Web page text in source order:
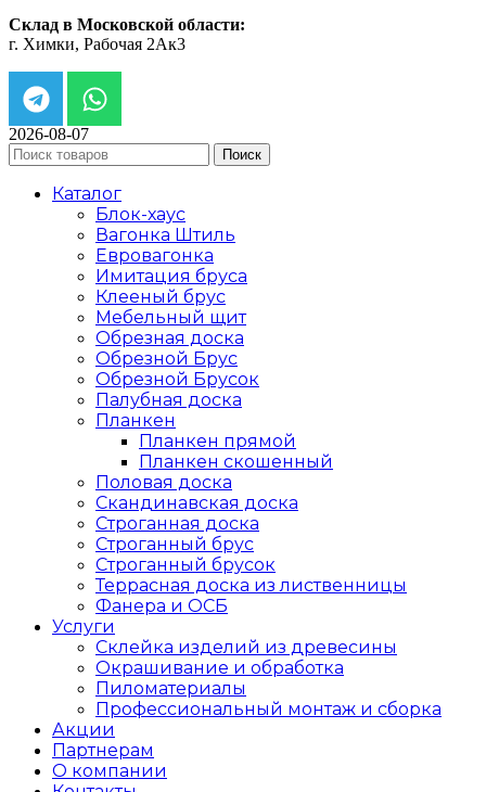
Склад в Московской области:
г. Химки, Рабочая 2Ак3
2026-08-07
Поиск
Каталог
Блок-хаус
Вагонка Штиль
Евровагонка
Имитация бруса
Клееный брус
Мебельный щит
Обрезная доска
Обрезной Брус
Обрезной Брусок
Палубная доска
Планкен
Планкен прямой
Планкен скошенный
Половая доска
Скандинавская доска
Строганная доска
Строганный брус
Строганный брусок
Террасная доска из лиственницы
Фанера и ОСБ
Услуги
Склейка изделий из древесины
Окрашивание и обработка
Пиломатериалы
Профессиональный монтаж и сборка
Акции
Партнерам
О компании